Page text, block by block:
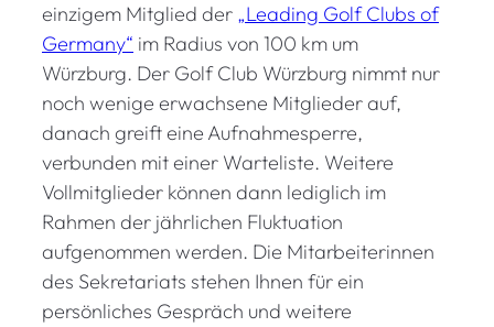
einzigem Mitglied der „Leading Golf Clubs of
Germany“ im Radius von 100 km um
Würzburg. Der Golf Club Würzburg nimmt nur
noch wenige erwachsene Mitglieder auf,
danach greift eine Aufnahmesperre,
verbunden mit einer Warteliste. Weitere
Vollmitglieder können dann lediglich im
Rahmen der jährlichen Fluktuation
aufgenommen werden. Die Mitarbeiterinnen
des Sekretariats stehen Ihnen für ein
persönliches Gespräch und weitere